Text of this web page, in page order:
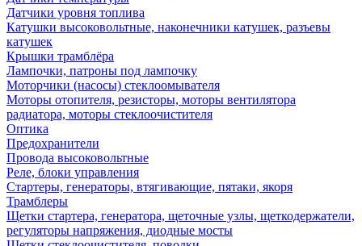
Датчики уровня топлива
Катушки высоковольтные, наконечники катушек, разъевы
катушек
Крышки трамблёра
Лампочки, патроны под лампочку
Моторчики (насосы) стеклоомывателя
Моторы отопителя, резисторы, моторы вентилятора
радиатора, моторы стеклоочистителя
Оптика
Предохранители
Провода высоковольтные
Реле, блоки управления
Стартеры, генераторы, втягивающие, пятаки, якоря
Трамблеры
Щетки стартера, генератора, щеточные узлы, щеткодержатели,
регуляторы напряжения, диодные мосты